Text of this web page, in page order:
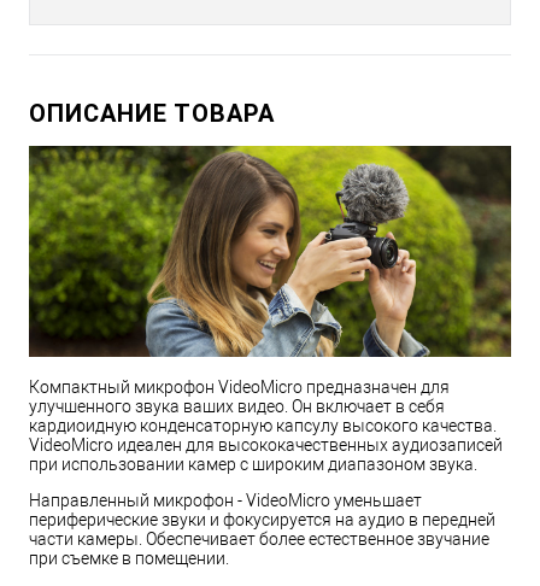
ОПИСАНИЕ ТОВАРА
Компактный микрофон VideoMicro предназначен для
улучшенного звука ваших видео. Он включает в себя
кардиоидную конденсаторную капсулу высокого качества.
VideoMicro идеален для высококачественных аудиозаписей
при использовании камер с широким диапазоном звука.
Направленный микрофон - VideoMicro уменьшает
периферические звуки и фокусируется на аудио в передней
части камеры. Обеспечивает более естественное звучание
при съемке в помещении.